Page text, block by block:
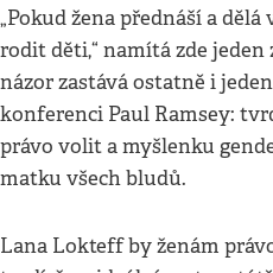
„Pokud žena přednáší a dělá
rodit děti,“ namítá zde
názor zastává ostatně i
konferenci Paul Ramsey:
právo volit a myšlenku
matku všech bludů.
Lana Lokteff by ženám